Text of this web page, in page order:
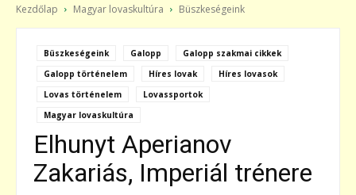
Kezdőlap Magyar lovaskultúra Büszkeségeink
Büszkeségeink Galopp
Galopp szakmai cikkek
Galopp történelem
Híres lovak
Híres lovasok
Lovas történelem
Lovassportok
Magyar lovaskultúra
Elhunyt Aperianov
Zakariás, Imperiál trénere